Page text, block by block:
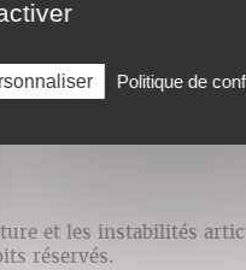
et les instabilités
réservés.
Politique de